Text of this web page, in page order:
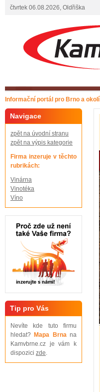
Informační portál pro Brno a okolí
čtvrtek 06.08.2026, Oldřiška
Navigace
zpět na úvodní stranu
zpět na výpis kategorie
Firma inzeruje v těchto
rubrikách:
Vinárna
Vinotéka
Víno
Tip pro Vás
Nevíte kde tuto firmu
hledat? Mapa Brnana
Kamvbrne.cz je vám k
dispozici zde.